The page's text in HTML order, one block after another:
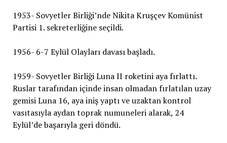
1953- Sovyetler Birliği’nde Nikita Kruşçev Komünist
Partisi 1. sekreterliğine seçildi.
1956- 6-7 Eylül Olayları davası başladı.
1959- Sovyetler Birliği Luna II roketini aya fırlattı.
Ruslar tarafından içinde insan olmadan fırlatılan uzay
gemisi Luna 16, aya iniş yaptı ve uzaktan kontrol
vasıtasıyla aydan toprak numuneleri alarak, 24
Eylül’de başarıyla geri döndü.